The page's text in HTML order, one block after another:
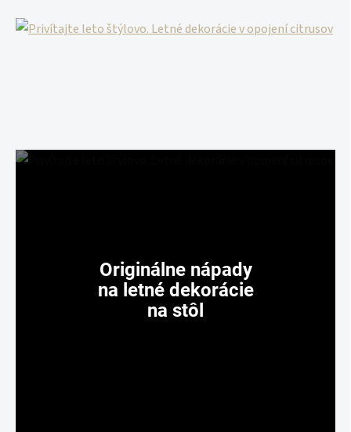
Originálne nápady
na letné dekorácie
na stôl